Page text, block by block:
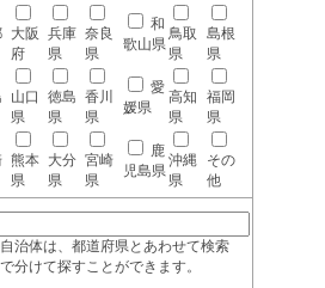
大阪
府
兵庫
県
奈良
県
和
歌山県
鳥取
県
島根
県
山口
県
徳島
県
香川
県
愛
媛県
高知
県
福岡
県
熊本
県
大分
県
宮崎
県
鹿
児島県
沖縄
県
その
他
治体は、都道府県とあわせて検索
分けて探すことができます。